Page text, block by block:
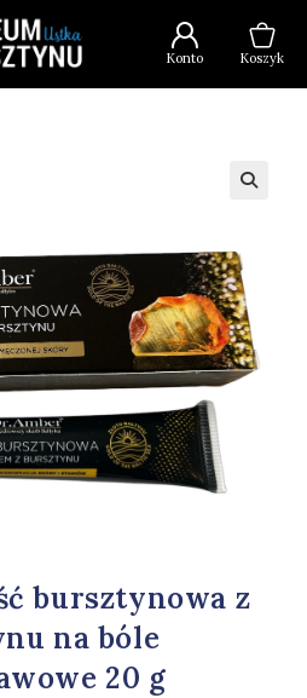
Konto Koszyk
bursztynowa z
na bóle
20 g